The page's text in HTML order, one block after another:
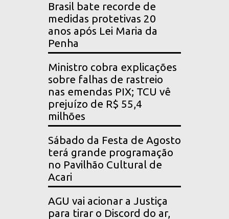
Brasil bate recorde de
medidas protetivas 20
anos após Lei Maria da
Penha
Ministro cobra explicações
sobre falhas de rastreio
nas emendas PIX; TCU vê
prejuízo de R$ 55,4
milhões
Sábado da Festa de Agosto
terá grande programação
no Pavilhão Cultural de
Acari
AGU vai acionar a Justiça
para tirar o Discord do ar,